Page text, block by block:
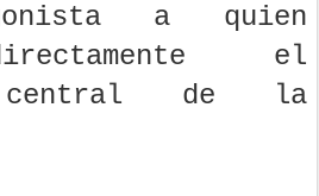
a quien
el
central de la